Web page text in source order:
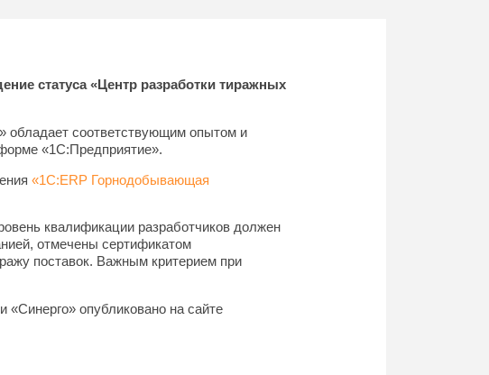
статуса «Центр разработки тиражных
обладает соответствующим опытом и
«1С:Предприятие».
«1С:ERP Горнодобывающая
квалификации разработчиков должен
отмечены сертификатом
поставок. Важным критерием при
опубликовано на сайте